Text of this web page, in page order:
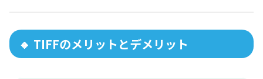
🔸 TIFFのメリットとデメリット